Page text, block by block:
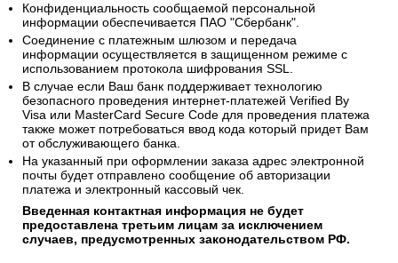
Конфиденциальность сообщаемой персональной
информации обеспечивается ПАО "Сбербанк".
Соединение с платежным шлюзом и передача
информации осуществляется в защищенном режиме с
использованием протокола шифрования SSL.
В случае если Ваш банк поддерживает технологию
безопасного проведения интернет-платежей Verified By
Visa или MasterCard Secure Code для проведения платежа
также может потребоваться ввод кода который придет Вам
от обслуживающего банка.
На указанный при оформлении заказа адрес электронной
почты будет отправлено сообщение об авторизации
платежа и электронный кассовый чек.
Введенная контактная информация не будет
предоставлена третьим лицам за исключением
случаев, предусмотренных законодательством РФ.